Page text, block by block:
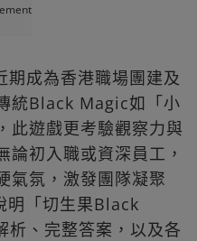
期成為香港職場團建及
統Black Magic如「小
此遊戲更考驗觀察力與
論初入職或資深員工，
氣氛，激發團隊凝聚
明「切生果Black
、完整答案，以及各